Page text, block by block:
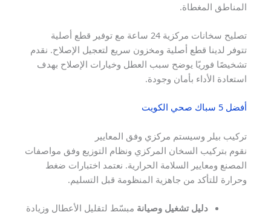
المناطق المغطاة.
تصليح سخانات مركزية 24 ساعة مع توفير قطع أصلية
تتوفر لدينا قطع أصلية ومخزون سريع لتعجيل الإصلاح. نقدم
تشخيصًا فوريًا يوضح سبب العطل وخيارات الإصلاح بهدف
استعادة الأداء بأمان وجودة.
أفضل 5 سباك صحي الكويت
تركيب بيلر وسيستم مركزي وفق المعايير
نقوم بتركيب السخان المركزي ونظام التوزيع وفق مواصفات
المصنع ومعايير السلامة الحرارية. نعتمد اختبارات ضغط
وحرارة للتأكد من جاهزية المنظومة قبل التسليم.
دليل تشغيل وصيانة مبسّط لتقليل الأعطال وزيادة